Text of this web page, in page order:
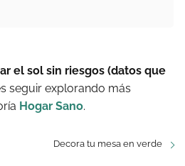
el sol sin riesgos (datos que
seguir explorando más
Hogar Sano.
Decora tu mesa en verde